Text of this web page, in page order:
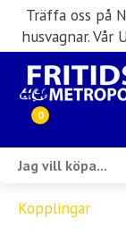
Träffa oss på
husvagnar.
0
Kopplingar